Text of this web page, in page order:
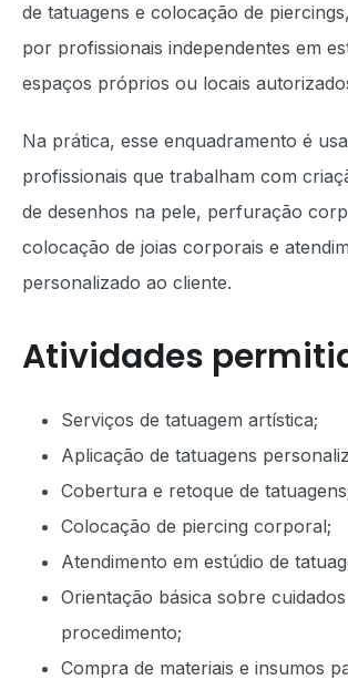
de tatuagens e colocação de
por profissionais independentes em
espaços próprios ou locais
Na prática, esse enquadramento é
profissionais que trabalham com
de desenhos na pele, perfuração
colocação de joias corporais e
personalizado ao cliente.
Atividades
Serviços de tatuagem artística;
Aplicação de tatuagens
Cobertura e retoque de
Colocação de piercing corporal;
Atendimento em estúdio de
Orientação básica sobre
procedimento;
Compra de materiais e insumos